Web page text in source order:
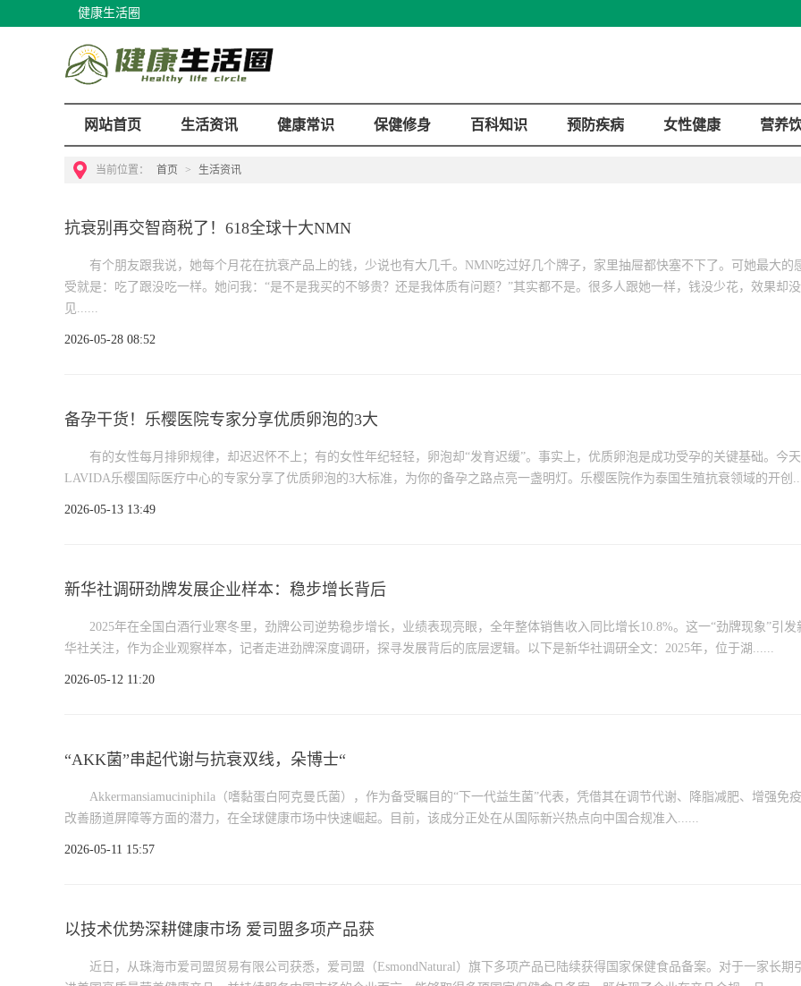
健康生活圈
网站首页 生活资讯 健康常识 保健修身 百科知识 预防疾病 女性健康 营养
当前位置： 首页 > 生活资讯
抗衰别再交智商税了！618全球十大NMN
有个朋友跟我说，她每个月花在抗衰产品上的钱，少说也有大几千。NMN吃过好几个牌子，家里抽屉都快塞不下了。可她最大的
受就是：吃了跟没吃一样。她问我：“是不是我买的不够贵？还是我体质有问题？”其实都不是。很多人跟她一样，钱没少花，效果却
见......
2026-05-28 08:52
备孕干货！乐樱医院专家分享优质卵泡的3大
有的女性每月排卵规律，却迟迟怀不上；有的女性年纪轻轻，卵泡却“发育迟缓”。事实上，优质卵泡是成功受孕的关键基础。今天
LAVIDA乐樱国际医疗中心的专家分享了优质卵泡的3大标准，为你的备孕之路点亮一盏明灯。乐樱医院作为泰国生殖抗衰领域的开创
2026-05-13 13:49
新华社调研劲牌发展企业样本：稳步增长背后
2025年在全国白酒行业寒冬里，劲牌公司逆势稳步增长，业绩表现亮眼，全年整体销售收入同比增长10.8%。这一“劲牌现象”引发
华社关注，作为企业观察样本，记者走进劲牌深度调研，探寻发展背后的底层逻辑。以下是新华社调研全文：2025年，位于湖......
2026-05-12 11:20
“AKK菌”串起代谢与抗衰双线，朵博士“
Akkermansiamuciniphila（嗜黏蛋白阿克曼氏菌），作为备受瞩目的“下一代益生菌”代表，凭借其在调节代谢、降脂减肥、增强免
改善肠道屏障等方面的潜力，在全球健康市场中快速崛起。目前，该成分正处在从国际新兴热点向中国合规准入......
2026-05-11 15:57
以技术优势深耕健康市场 爱司盟多项产品获
近日，从珠海市爱司盟贸易有限公司获悉，爱司盟（EsmondNatural）旗下多项产品已陆续获得国家保健食品备案。对于一家长期引